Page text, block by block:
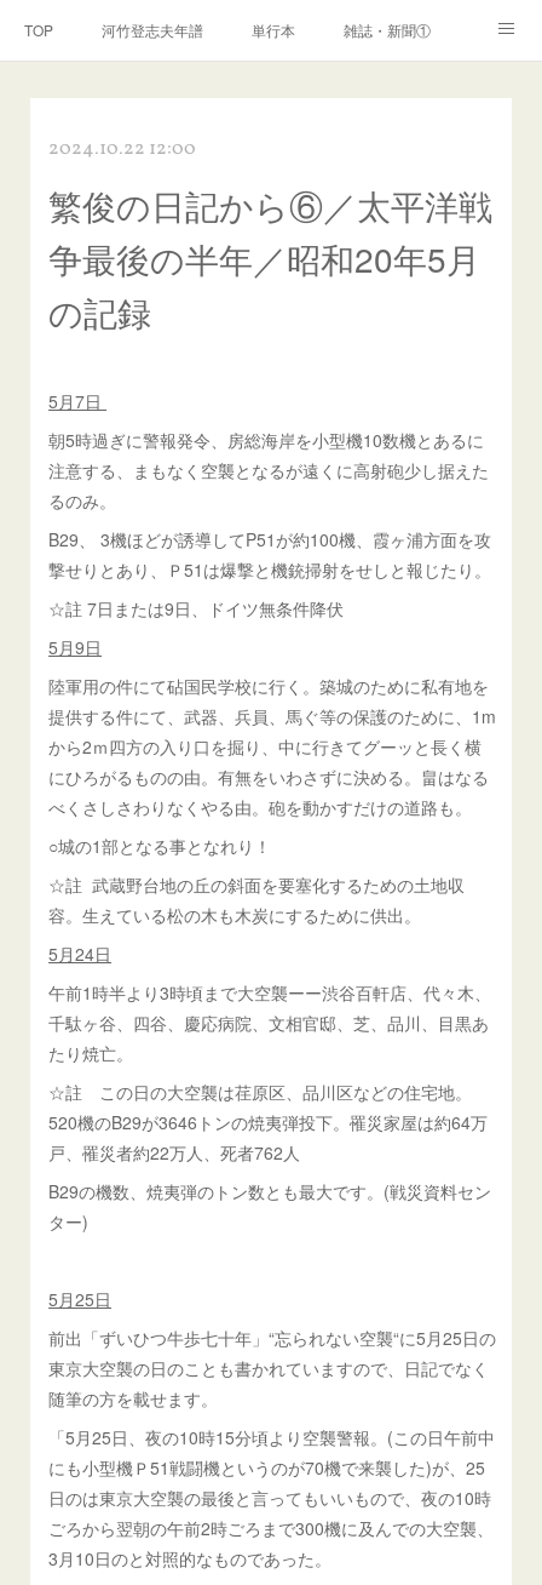
TOP 河竹登志夫年譜 単行本 雑誌・新聞①
河竹繁俊 年譜 河竹黙阿弥 年譜
2024.10.22 12:00
繁俊の日記から⑥／太平洋戦
争最後の半年／昭和20年5月
の記録
5月7日
朝5時過ぎに警報発令、房総海岸を小型機10数機とあるに
注意する、まもなく空襲となるが遠くに高射砲少し据えた
るのみ。
B29、 3機ほどが誘導してP51が約100機、霞ヶ浦方面を攻
撃せりとあり、Ｐ51は爆撃と機銃掃射をせしと報じたり。
☆註 7日または9日、ドイツ無条件降伏
5月9日
陸軍用の件にて砧国民学校に行く。築城のために私有地を
提供する件にて、武器、兵員、馬ぐ等の保護のために、1m
から2ｍ四方の入り口を掘り、中に行きてグーッと長く横
にひろがるものの由。有無をいわさずに決める。畠はなる
べくさしさわりなくやる由。砲を動かすだけの道路も。
○城の1部となる事となれり！
☆註 武蔵野台地の丘の斜面を要塞化するための土地収
容。生えている松の木も木炭にするために供出。
5月24日
午前1時半より3時頃まで大空襲ーー渋谷百軒店、代々木、
千駄ヶ谷、四谷、慶応病院、文相官邸、芝、品川、目黒あ
たり焼亡。
☆註 この日の大空襲は荏原区、品川区などの住宅地。
520機のB29が3646トンの焼夷弾投下。罹災家屋は約64万
戸、罹災者約22万人、死者762人
B29の機数、焼夷弾のトン数とも最大です。(戦災資料セン
ター)
5月25日
前出「ずいひつ牛歩七十年」“忘られない空襲“に5月25日の
東京大空襲の日のことも書かれていますので、日記でなく
随筆の方を載せます。
「5月25日、夜の10時15分頃より空襲警報。(この日午前中
にも小型機Ｐ51戦闘機というのが70機で来襲した)が、25
日のは東京大空襲の最後と言ってもいいもので、夜の10時
ごろから翌朝の午前2時ごろまで300機に及んでの大空襲、
3月10日のと対照的なものであった。